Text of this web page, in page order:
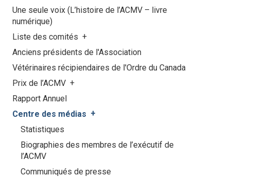
Une seule voix (L’histoire de l’ACMV – livre
numérique)
Liste des comités
Anciens présidents de l'Association
Vétérinaires récipiendaires de l'Ordre du Canada
Prix de l’ACMV
Rapport Annuel
Centre des médias
Statistiques
Biographies des membres de l’exécutif de
l’ACMV
Communiqués de presse